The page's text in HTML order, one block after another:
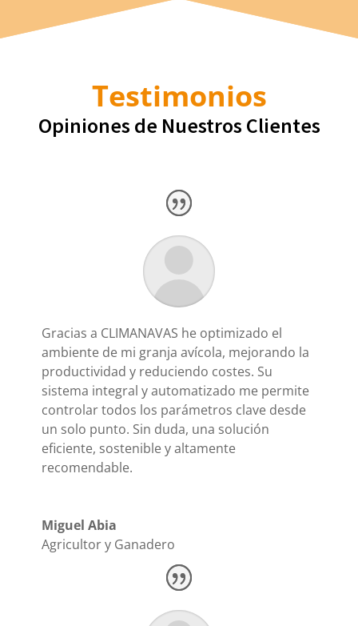
Testimonios
Opiniones de Nuestros Clientes
Gracias a CLIMANAVAS he optimizado el
ambiente de mi granja avícola, mejorando la
productividad y reduciendo costes. Su
sistema integral y automatizado me permite
controlar todos los parámetros clave desde
un solo punto. Sin duda, una solución
eficiente, sostenible y altamente
recomendable.
Miguel Abia
Agricultor y Ganadero